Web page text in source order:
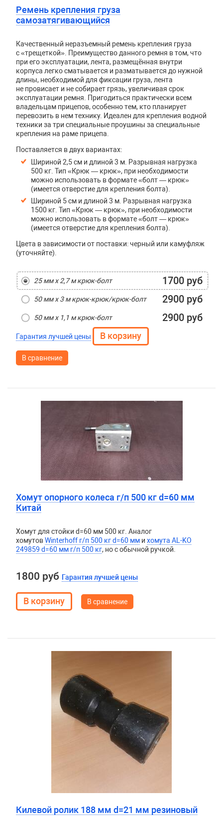
Ремень крепления груза
самозатягивающийся
Качественный неразъемный ремень крепления груза
с «трещеткой». Преимущество данного ремня в том, что
при его эксплуатации, лента, размещённая внутри
корпуса легко сматывается и разматывается до нужной
длины, необходимой для фиксации груза, лента
не провисает и не собирает грязь, увеличивая срок
эксплуатации ремня. Пригодиться практически всем
владельцам прицепов, особенно тем, кто планирует
перевозить в нем технику. Идеален для крепления водной
техники за три специальные проушины за специальные
крепления на раме прицепа.
Поставляется в двух вариантах:
Шириной 2,5 см и длиной 3 м. Разрывная нагрузка
500 кг. Тип «Крюк — крюк», при необходимости
можно использовать в формате «болт — крюк»
(имеется отверстие для крепления болта).
Шириной 5 см и длиной 3 м. Разрывная нагрузка
1500 кг. Тип «Крюк — крюк», при необходимости
можно использовать в формате «болт — крюк»
(имеется отверстие для крепления болта).
Цвета в зависимости от поставки: черный или камуфляж
(уточняйте).
25 мм х 2,7 м крюк-болт 1700 руб
50 мм х 3 м крюк-крюк/крюк-болт 2900 руб
50 мм х 1,1 м крюк-болт 2900 руб
Гарантия лучшей цены
В сравнение
Хомут опорного колеса г/п 500 кг d=60 мм
Китай
Хомут для стойки d=60 мм 500 кг. Аналог
хомутовWinterhoff г/п 500 кг d=60 мми хомута AL-KO
249859 d=60 мм г/п 500 кг, но с обычной ручкой.
1800 руб Гарантия лучшей цены
В сравнение
Килевой ролик 188 мм d=21 мм резиновый